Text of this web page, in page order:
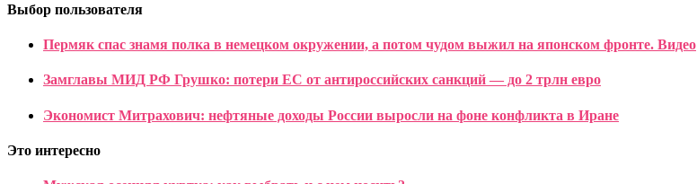
Выбор пользователя
Пермяк спас знамя полка в немецком окружении, а потом чудом выжил на японском фронте. Видео
Замглавы МИД РФ Грушко: потери ЕС от антироссийских санкций — до 2 трлн евро
Экономист Митрахович: нефтяные доходы России выросли на фоне конфликта в Иране
Это интересно